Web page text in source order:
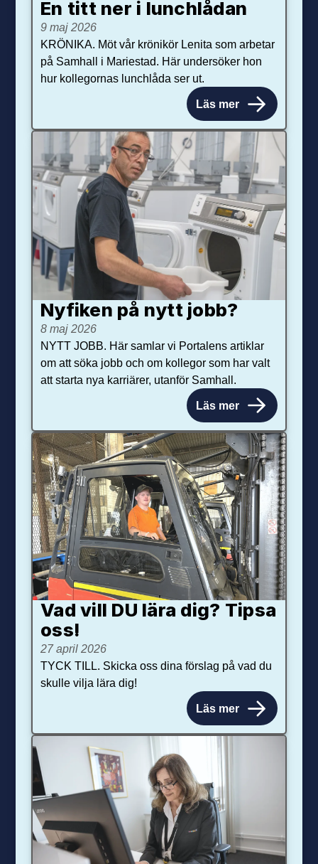
En titt ner i lunchlådan
9 maj 2026
KRÖNIKA. Möt vår krönikör Lenita som arbetar
på Samhall i Mariestad. Här undersöker hon
hur kollegornas lunchlåda ser ut.
Läs mer
Nyfiken på nytt jobb?
8 maj 2026
NYTT JOBB. Här samlar vi Portalens artiklar
om att söka jobb och om kollegor som har valt
att starta nya karriärer, utanför Samhall.
Läs mer
Vad vill DU lära dig? Tipsa
oss!
27 april 2026
TYCK TILL. Skicka oss dina förslag på vad du
skulle vilja lära dig!
Läs mer